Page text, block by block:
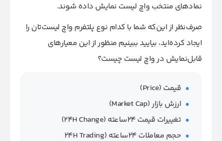
نمادهای منتخب واچ لیست نمایش داده شوند.
صرف‌نظر از این‌که شما با کدام نوع پلتفرم واچ لیست‌تان را
ایجاد کرده‌اید، بیایید ببینیم منظور از این معیارهای
قابل‌نمایش در واچ لیست چیست؟
قیمت (Price)
ارزش بازار (Market Cap)
تغییرات قیمت ۲۴ساعته (24H Change)
حجم معاملات ۲۴ساعته (24H Trading